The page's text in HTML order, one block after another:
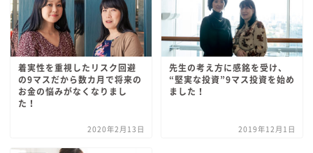
着実性を重視したリスク回避
の9マスだから数カ月で将来の
お金の悩みがなくなりまし
た！
2020年2月13日
先生の考え方に感銘を受け、
“堅実な投資”9マス投資を始め
ました！
2019年12月1日